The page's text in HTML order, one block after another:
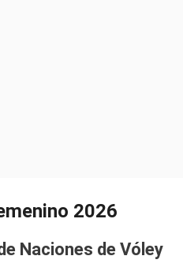
2026
Naciones de Vóley